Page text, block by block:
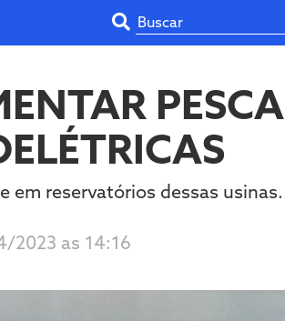
PESCA
em reservatórios dessas usinas.
2023 as 14:16